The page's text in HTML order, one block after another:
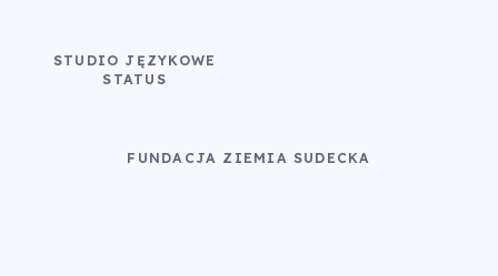
STUDIO JĘZYKOWE
STATUS
FUNDACJA ZIEMIA SUDECKA